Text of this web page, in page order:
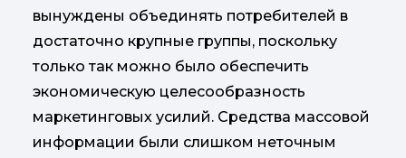
вынуждены объединять потребителей в
достаточно крупные группы, поскольку
только так можно было обеспечить
экономическую целесообразность
маркетинговых усилий. Средства массовой
информации были слишком неточным